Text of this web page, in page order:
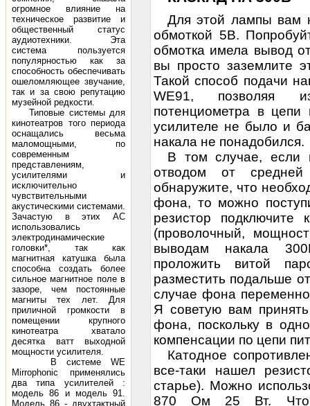
огромное влияние на
техническое развитие и
общественный статус
аудиотехники. Эта
система пользуется
популярностью как за
способность обеспечивать
ошеломляющее звучание,
так и за свою репутацию
музейной редкости.
Типовые системы для
кинотеатров того периода
оснащались весьма
маломощными, по
современным
представлениям,
усилителями и
исключительно
чувствительными
акустическими системами.
Зачастую в этих АС
использовались
электродинамические
головки*, так как
магнитная катушка была
способна создать более
сильное магнитное поле в
зазоре, чем постоянные
магниты тех лет. Для
приличной громкости в
помещении крупного
кинотеатра хватало
десятка ватт выходной
мощности усилителя.
В системе WE
Mirrophonic применялись
два типа усилителей :
модель 86 и модель 91.
Модель 86 - двухтактный
Для этой лампы вам
обмоткой 5В.
обмотка имела вывод
вы просто заземлите
Такой способ подачи
WE91, позволяя
потенциометра в
усилителе не было и
накала не понадобился.
В том случае, если
отводом от
обнаружите, что
фона, то можно
резистор
(проволочный,
выводам накала
проложить витой
разместить подальше
случае фона
Я советую вам
фона, поскольку в
компенсации по цепи
Катодное
все-таки нашел
старье). Можно
870 Ом 25 Вт.